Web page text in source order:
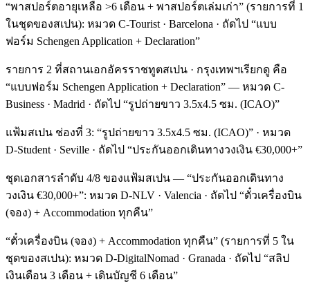
“พาสปอร์ตอายุเหลือ >6 เดือน + พาสปอร์ตเล่มเก่า” (รายการที่ 1
ในชุดของสเปน): หมวด C-Tourist · Barcelona · ถัดไป “แบบ
ฟอร์ม Schengen Application + Declaration”
รายการ 2 ที่สถานเอกอัครราชทูตสเปน · กรุงเทพฯเรียกดู คือ
“แบบฟอร์ม Schengen Application + Declaration” — หมวด C-
Business · Madrid · ถัดไป “รูปถ่ายขาว 3.5x4.5 ซม. (ICAO)”
แฟ้มสเปน ช่องที่ 3: “รูปถ่ายขาว 3.5x4.5 ซม. (ICAO)” · หมวด
D-Student · Seville · ถัดไป “ประกันออกเดินทางวงเงิน €30,000+”
ชุดเอกสารลำดับ 4/8 ของแฟ้มสเปน — “ประกันออกเดินทาง
วงเงิน €30,000+”: หมวด D-NLV · Valencia · ถัดไป “ตั๋วเครื่องบิน
(จอง) + Accommodation ทุกคืน”
“ตั๋วเครื่องบิน (จอง) + Accommodation ทุกคืน” (รายการที่ 5 ใน
ชุดของสเปน): หมวด D-DigitalNomad · Granada · ถัดไป “สลิป
เงินเดือน 3 เดือน + เดินบัญชี 6 เดือน”